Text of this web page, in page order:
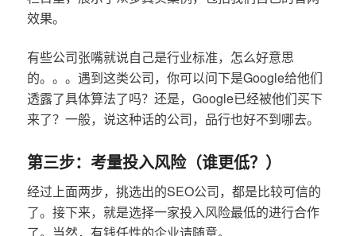
效果。
有些公司张嘴就说自己是行业标准，怎么好意思
的。。。遇到这类公司，你可以问下是Google给他们
透露了具体算法了吗？还是，Google已经被他们买下
来了？一般，说这种话的公司，品行也好不到哪去。
第三步：考量投入风险（谁更低？）
经过上面两步，挑选出的SEO公司，都是比较可信的
了。接下来，就是选择一家投入风险最低的进行合作